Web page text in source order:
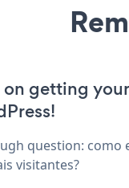
getting
question: como
visitantes?